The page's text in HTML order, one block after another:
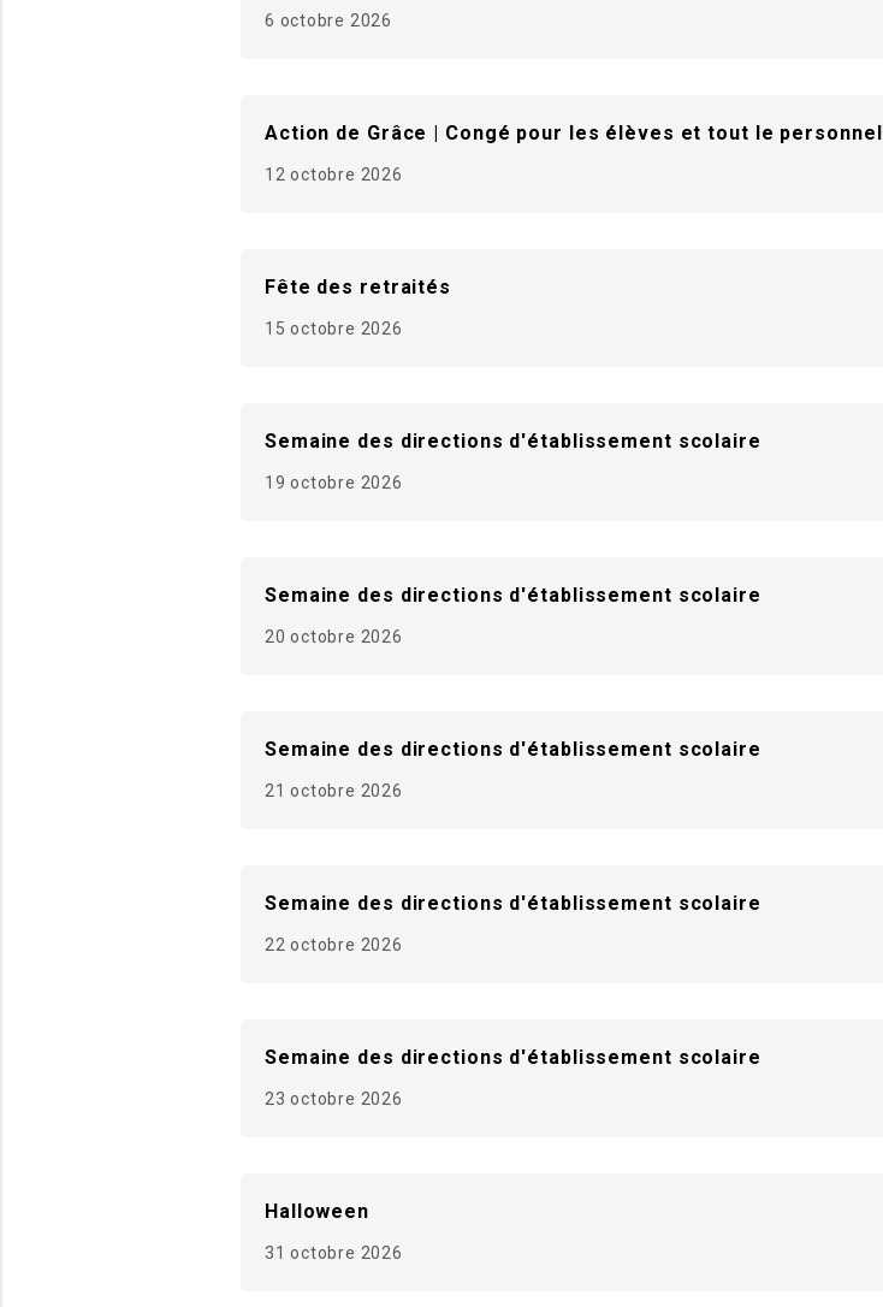
6 octobre 2026
Action de Grâce | Congé pour les élèves et tout le personnel
12 octobre 2026
Fête des retraités
15 octobre 2026
Semaine des directions d'établissement scolaire
19 octobre 2026
Semaine des directions d'établissement scolaire
20 octobre 2026
Semaine des directions d'établissement scolaire
21 octobre 2026
Semaine des directions d'établissement scolaire
22 octobre 2026
Semaine des directions d'établissement scolaire
23 octobre 2026
Halloween
31 octobre 2026